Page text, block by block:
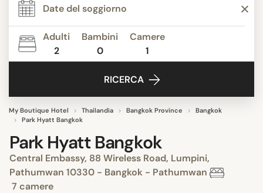
Ispirazione
Contatti
Adulti
2
Bambini
0
Camere
1
RICERCA
My Boutique Hotel Thailandia Bangkok Province
Bangkok
Park Hyatt Bangkok
Park Hyatt Bangkok
Central Embassy, 88 Wireless Road, Lumpini,
Pathumwan 10330 - Bangkok - Pathumwan
7 camere